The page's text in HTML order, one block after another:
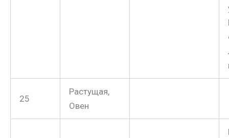
25
Растущая,
Овен